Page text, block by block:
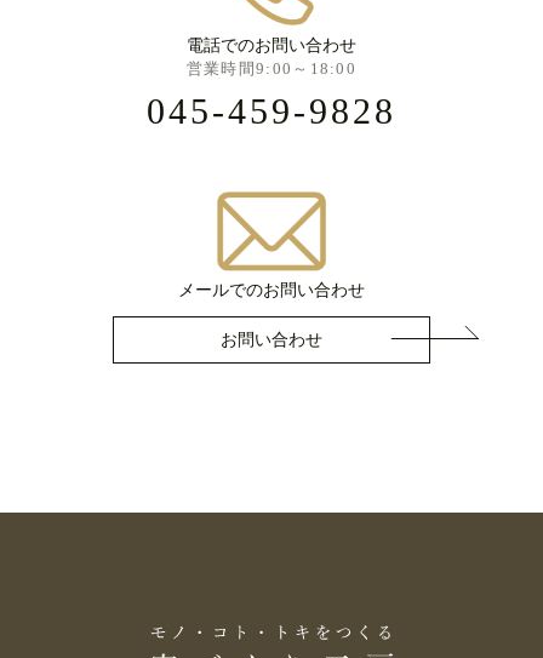
電話でのお問い合わせ
営業時間9:00～18:00
045-459-9828
メールでのお問い合わせ
お問い合わせ